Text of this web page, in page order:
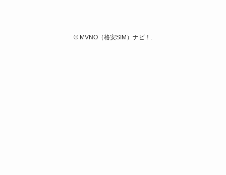
© MVNO（格安SIM）ナビ！.